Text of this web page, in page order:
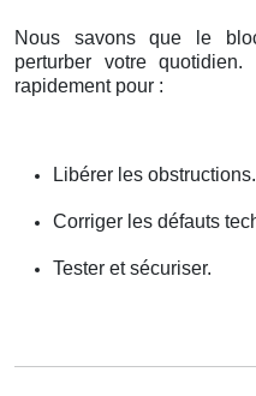
Nous savons que le
perturber votre quotidien.
rapidement pour :
Libérer les obstructions.
Corriger les défauts
Tester et sécuriser.